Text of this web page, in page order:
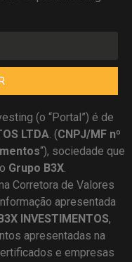
(o “Portal”) é de
LTDA. (CNPJ/MF nº
“), sociedade que
Grupo B3X.
Corretora de Valores
apresentada
B3X INVESTIMENTOS,
apresentadas na
e empresas